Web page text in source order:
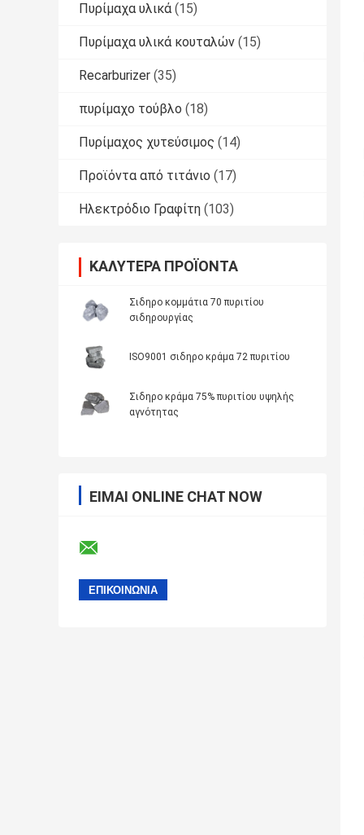
Πυρίμαχα υλικά (15)
Πυρίμαχα υλικά κουταλών (15)
Recarburizer (35)
πυρίμαχο τούβλο (18)
Πυρίμαχος χυτεύσιμος (14)
Προϊόντα από τιτάνιο (17)
Ηλεκτρόδιο Γραφίτη (103)
ΚΑΛΎΤΕΡΑ ΠΡΟΪΌΝΤΑ
Σιδηρο κομμάτια 70 πυριτίου
σιδηρουργίας
ISO9001 σιδηρο κράμα 72 πυριτίου
Σιδηρο κράμα 75% πυριτίου υψηλής
αγνότητας
ΕΊΜΑΙ ONLINE CHAT NOW